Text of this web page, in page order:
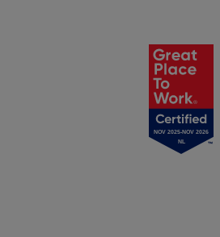
NOV 2025-NOV 2026
NL